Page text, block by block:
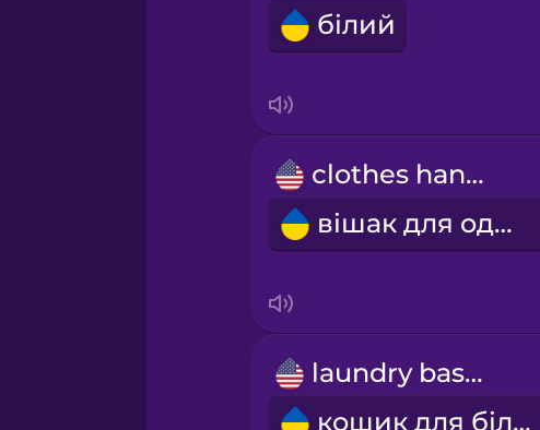
Igbo
Italian
Korean
білий
clothes hanger
вішак для одягу
laundry basket
кошик для білизни